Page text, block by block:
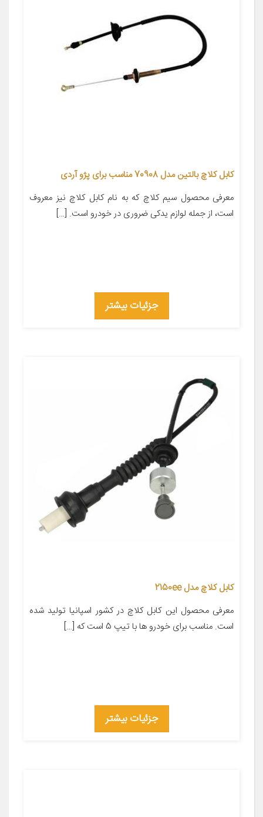
کابل کلاچ بالتین مدل 70908 مناسب برای پژو آردی
معرفی محصول سیم کلاچ که به نام کابل کلاچ نیز معروف
است، از جمله لوازم یدکی ضروری در خودرو است. […]
جزئیات بیشتر
کابل کلاچ مدل 2150ee
معرفی محصول این کابل کلاچ در کشور اسپانیا تولید شده
است. مناسب برای خودرو ها با تیپ 5 است که […]
جزئیات بیشتر